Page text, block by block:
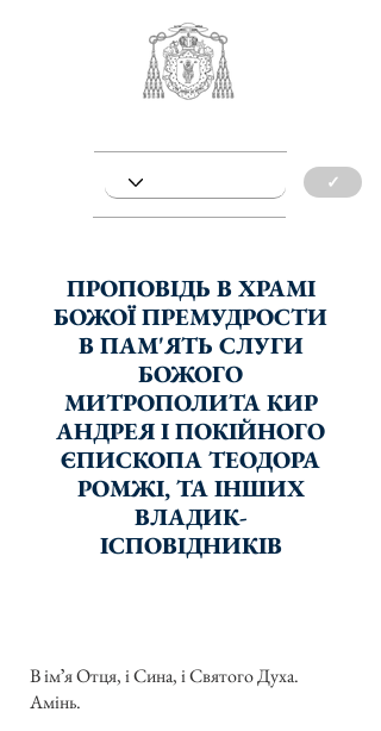
✓
ПРОПОВІДЬ В ХРАМІ
БОЖОЇ ПРЕМУДРОСТИ
В ПАМ'ЯТЬ СЛУГИ
БОЖОГО
МИТРОПОЛИТА КИР
АНДРЕЯ І ПОКІЙНОГО
ЄПИСКОПА ТЕОДОРА
РОМЖІ, ТА ІНШИХ
ВЛАДИК-
ІСПОВІДНИКІВ
В імʼя Отця, і Сина, і Святого Духа.
Амінь.